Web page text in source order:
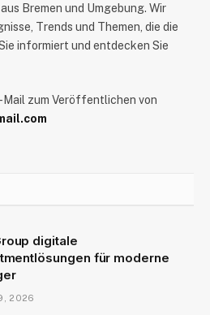
Bremen und Umgebung. Wir
Trends und Themen, die die
informiert und entdecken Sie
Mail zum Veröffentlichen von
digitale
für moderne
2026